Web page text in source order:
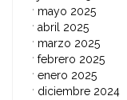
mayo 2025
abril 2025
marzo 2025
febrero 2025
enero 2025
diciembre 2024